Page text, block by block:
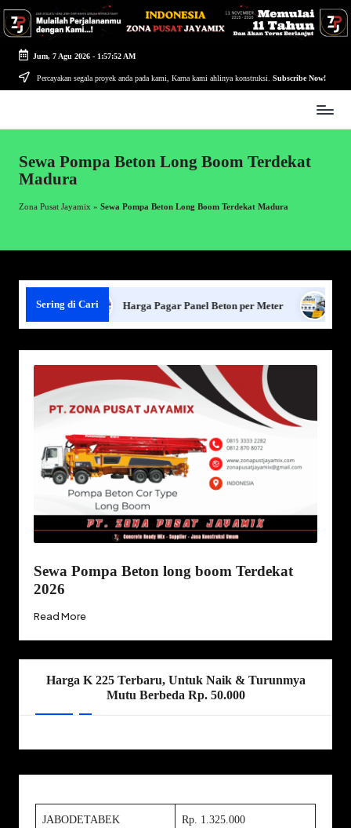
Skip
content
Jum, 7 Agu 2026- 1:57:52 AM
Percayakan segala proyek anda pada kami, Karna kami ahlinya konstruksi. Subscribe Now!
-
Ahlinya
Konstruksi
Sewa Pompa Beton Long Boom Terdekat
Madura
Zona Pusat Jayamix » Sewa Pompa Beton Long Boom Terdekat Madura
Sering di Cari
Beton Harga Pagar Panel Beton per Meter Sewa
Sewa Pompa Beton long boom Terdekat
2026
Read More
Harga K 225 Terbaru, Untuk Naik & Turunmya
Mutu Berbeda Rp. 50.000
JABODETABEK Rp. 1.325.000